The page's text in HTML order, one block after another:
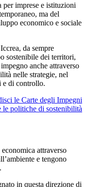
per imprese e istituzioni
ma del
economico e sociale
da sempre
sostenibile dei territori,
anche attraverso
nelle strategie, nel
e di controllo.
le Carte degli Impegni
le politiche di sostenibilità
attraverso
e tengono
in questa direzione di